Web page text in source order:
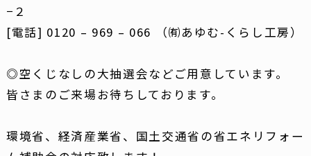
−２
[電話] 0120 – 969 – 066 （㈲あゆむ-くらし工房）
◎空くじなしの大抽選会などご用意しています。
皆さまのご来場お待ちしております。
環境省、経済産業省、国土交通省の省エネリフォー